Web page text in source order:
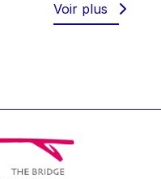
Caldeira
Voir plus